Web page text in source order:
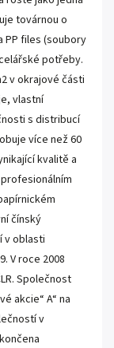
továrnou o
PP files (soubory
potřeby.
v okrajové části
vlastní
s distribucí
více než 60
kvalitě a
čínský
v oblasti
V roce 2008
Společnost
akcie“ A“ na
v